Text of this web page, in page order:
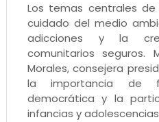
Los temas centrales
cuidado del medio
adicciones y la
comunitarios seguros.
Morales, consejera
la importancia de
democrática y la
infancias y